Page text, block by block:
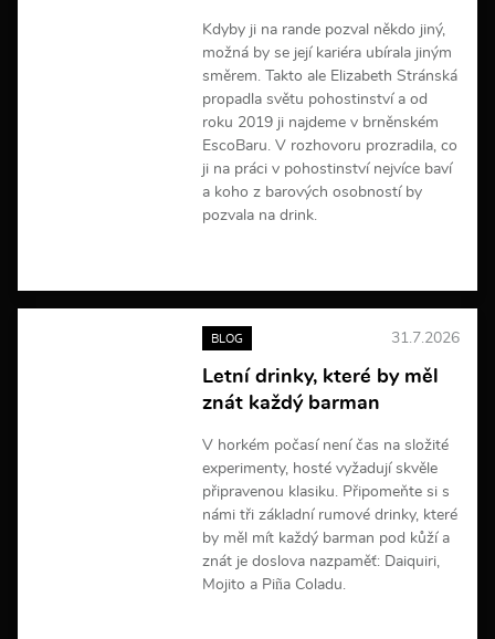
Kdyby ji na rande pozval někdo jiný,
možná by se její kariéra ubírala jiným
směrem. Takto ale Elizabeth Stránská
propadla světu pohostinství a od
roku 2019 ji najdeme v brněnském
EscoBaru. V rozhovoru prozradila, co
ji na práci v pohostinství nejvíce baví
a koho z barových osobností by
pozvala na drink.
e
i
f
o
m
a
c
í
BLOG 31.7.2026
Letní drinky, které by měl
znát každý barman
V horkém počasí není čas na složité
experimenty, hosté vyžadují skvěle
připravenou klasiku. Připomeňte si s
námi tři základní rumové drinky, které
by měl mít každý barman pod kůží a
znát je doslova nazpaměť: Daiquiri,
Mojito a Piña Coladu.